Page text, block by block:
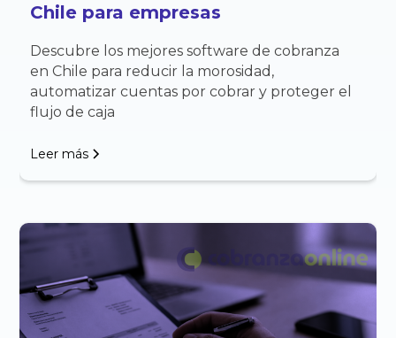
Chile para empresas
Descubre los mejores software de cobranza
en Chile para reducir la morosidad,
automatizar cuentas por cobrar y proteger el
flujo de caja
Leer más